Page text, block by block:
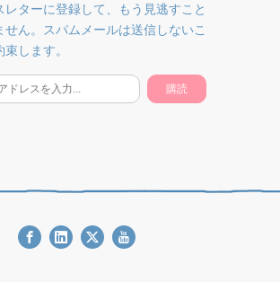
レターに登録して、もう見逃すこと
せん。スパムメールは送信しないこ
束します。
購読